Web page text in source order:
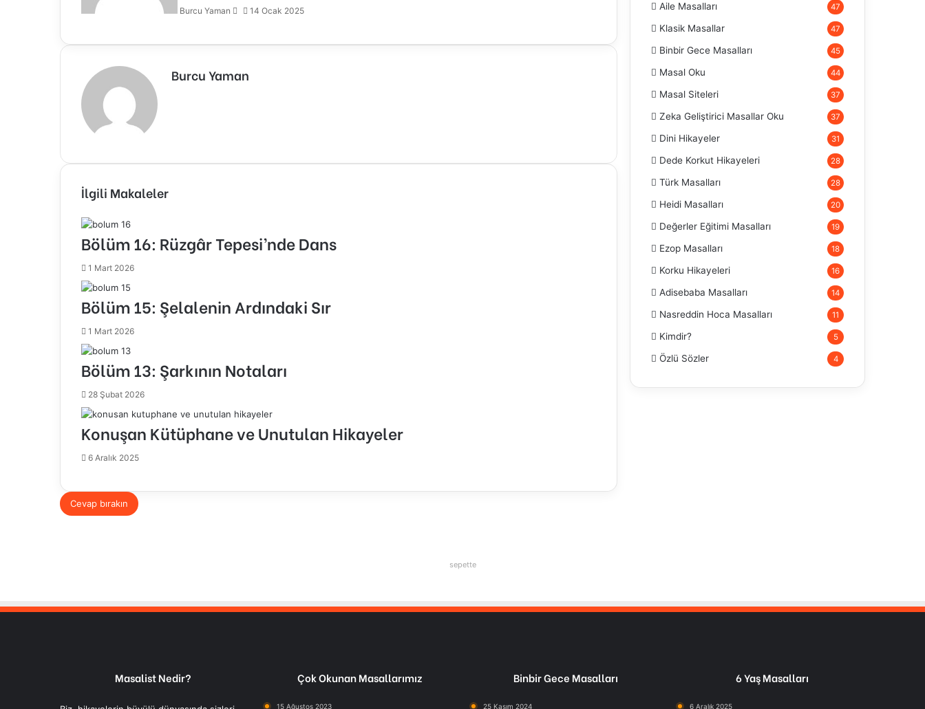
Burcu Yaman 14 Ocak 2025
Burcu Yaman
İlgili Makaleler
Bölüm 16: Rüzgâr Tepesi’nde Dans
1 Mart 2026
Bölüm 15: Şelalenin Ardındaki Sır
1 Mart 2026
Bölüm 13: Şarkının Notaları
28 Şubat 2026
Konuşan Kütüphane ve Unutulan Hikayeler
6 Aralık 2025
Cevap bırakın
Aile Masalları 47
Klasik Masallar 47
Binbir Gece Masalları 45
Masal Oku 44
Masal Siteleri 37
Zeka Geliştirici Masallar Oku 37
Dini Hikayeler 31
Dede Korkut Hikayeleri 28
Türk Masalları 28
Heidi Masalları 20
Değerler Eğitimi Masalları 19
Ezop Masalları 18
Korku Hikayeleri 16
Adisebaba Masalları 14
Nasreddin Hoca Masalları 11
Kimdir? 5
Özlü Sözler 4
sepette
Masalist Nedir? Çok Okunan Masallarımız
15 Ağustos 2023
Binbir Gece Masalları
25 Kasım 2024
6 Yaş Masalları
6 Aralık 2025